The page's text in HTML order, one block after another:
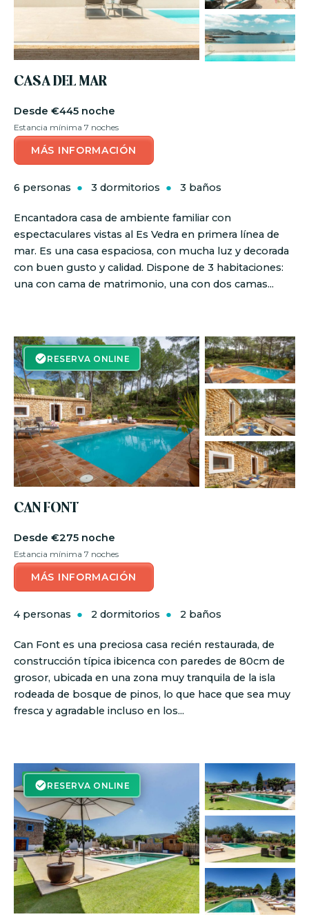
CASA DEL MAR
€445 noche
Estancia mínima 7 noches
MÁS INFORMACIÓN
6 personas 3 dormitorios 3 baños
Encantadora casa de ambiente familiar con
espectaculares vistas al Es Vedra en primera línea de
mar. Es una casa espaciosa, con mucha luz y decorada
con buen gusto y calidad. Dispone de 3 habitaciones:
una con cama de matrimonio, una con dos camas...
RESERVA ONLINE
RESERVA ON-LINE
CAN FONT
€275 noche
Estancia mínima 7 noches
MÁS INFORMACIÓN
4 personas 2 dormitorios 2 baños
Can Font es una preciosa casa recién restaurada, de
construcción típica ibicenca con paredes de 80cm de
grosor, ubicada en una zona muy tranquila de la isla
rodeada de bosque de pinos, lo que hace que sea muy
fresca y agradable incluso en los...
RESERVA ONLINE
RESERVA ON-LINE